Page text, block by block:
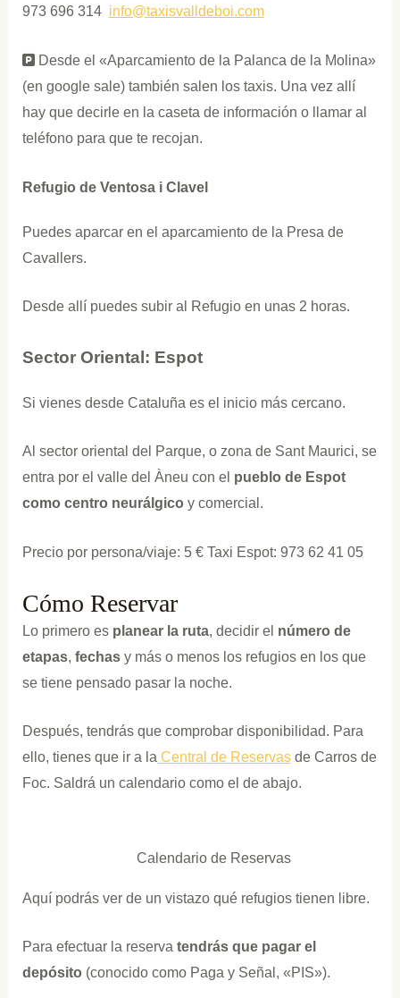
973 696 314 info@taxisvalldeboi.com
Desde el «Aparcamiento de la Palanca de la Molina»
(en google sale) también salen los taxis. Una vez allí
hay que decirle en la caseta de información o llamar al
teléfono para que te recojan.
Refugio de Ventosa i Clavel
Puedes aparcar en el aparcamiento de la Presa de
Cavallers.
Desde allí puedes subir al Refugio en unas 2 horas.
Sector Oriental: Espot
Si vienes desde Cataluña es el inicio más cercano.
Al sector oriental del Parque, o zona de Sant Maurici, se
entra por el valle del Àneu con el pueblo de Espot
como centro neurálgico y comercial.
Precio por persona/viaje: 5 € Taxi Espot: 973 62 41 05
Cómo Reservar
Lo primero es planear la ruta, decidir el número de
etapas, fechasy más o menos los refugios en los que
se tiene pensado pasar la noche.
Después, tendrás que comprobar disponibilidad. Para
ello, tienes que ir a la Central de Reservasde Carros de
Foc. Saldrá un calendario como el de abajo.
Calendario de Reservas
Aquí podrás ver de un vistazo qué refugios tienen libre.
Para efectuar la reserva tendrás que pagar el
depósito (conocido como Paga y Señal, «PIS»).